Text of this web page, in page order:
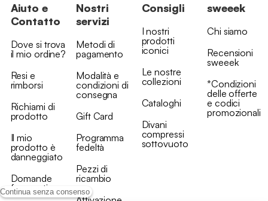
Continua senza consenso
Aiuto e
Contatto
Dove si trova
il mio ordine?
Resi e
rimborsi
Richiami di
prodotto
Il mio
prodotto è
danneggiato
Domande
frequenti
Nostri
servizi
Metodi di
pagamento
Modalità e
condizioni di
consegna
Gift Card
Programma
fedeltà
Pezzi di
ricambio
Consigli
I nostri
prodotti
iconici
Le nostre
collezioni
Cataloghi
Divani
compressi
sottovuoto
sweeek
Chi siamo
Recensioni
sweeek
*Condizioni
delle offerte
e codici
promozionali